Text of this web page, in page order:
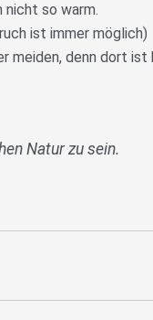
nicht so warm.
ist immer möglich)
meiden, denn dort
Natur zu sein.